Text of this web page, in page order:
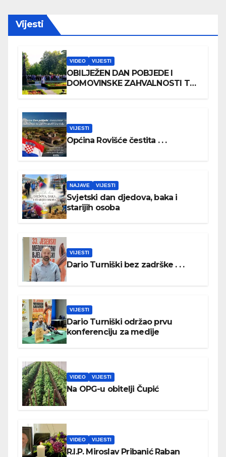
Vijesti
VIDEO VIJESTI
OBILJEŽEN DAN POBJEDE I
DOMOVINSKE ZAHVALNOSTI TE
VIJESTI
Općina Rovišće čestita . . .
NAJAVE VIJESTI
Svjetski dan djedova, baka i
starijih osoba
VIJESTI
Dario Turniški bez zadrške . . .
VIJESTI
Dario Turniški održao prvu
konferenciju za medije
VIDEO VIJESTI
Na OPG-u obitelji Čupić
VIDEO VIJESTI
R.I.P. Miroslav Pribanić Raban